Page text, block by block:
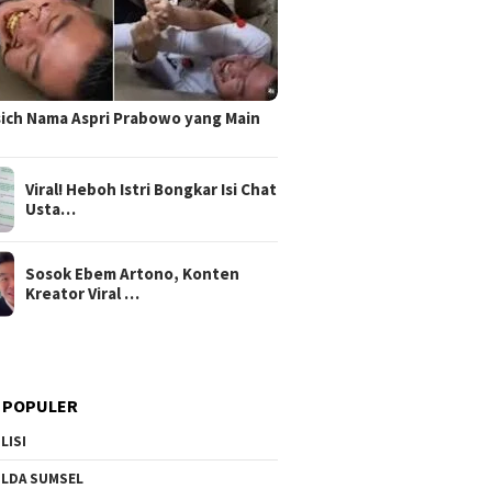
Nama Aspri Prabowo yang Main
Viral! Heboh Istri Bongkar Isi Chat
Usta…
Sosok Ebem Artono, Konten
Kreator Viral …
SUMSEL